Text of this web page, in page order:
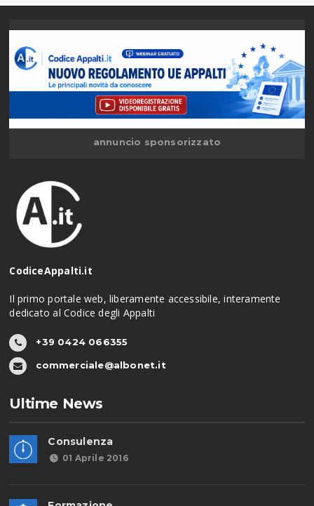
annuncio sponsorizzato
CodiceAppalti.it
Il primo portale web, liberamente accessibile, interamente
dedicato al Codice degli Appalti
+39 0424 066355
commerciale@albonet.it
Ultime News
Consulenza
01 Aprile 2016